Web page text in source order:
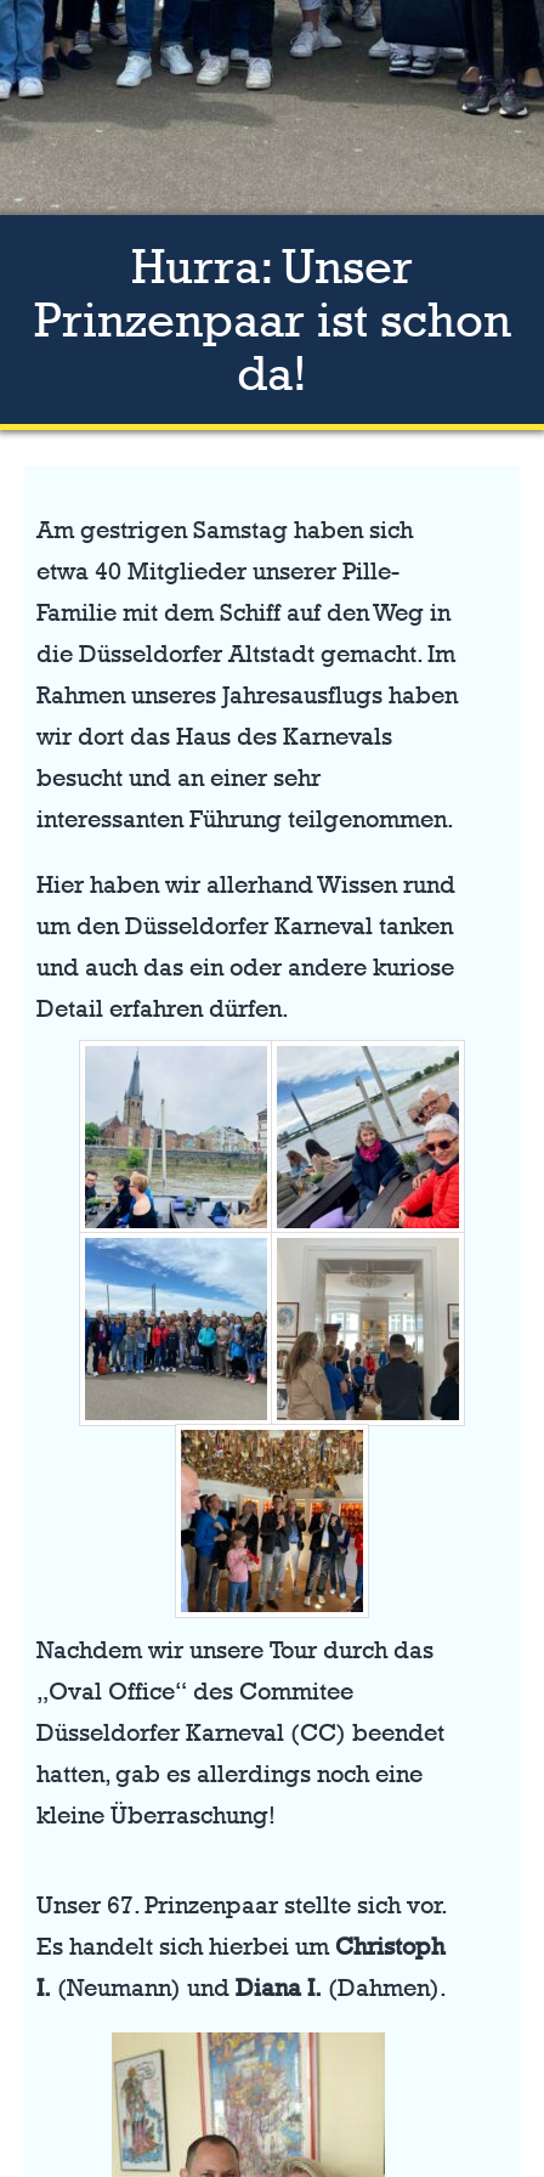
Hurra: Unser
Prinzenpaar ist schon
da!
Am gestrigen Samstag haben sich
etwa 40 Mitglieder unserer Pille-
Familie mit dem Schiff auf den Weg in
die Düsseldorfer Altstadt gemacht. Im
Rahmen unseres Jahresausflugs haben
wir dort das Haus des Karnevals
besucht und an einer sehr
interessanten Führung teilgenommen.
Hier haben wir allerhand Wissen rund
um den Düsseldorfer Karneval tanken
und auch das ein oder andere kuriose
Detail erfahren dürfen.
Nachdem wir unsere Tour durch das
„Oval Office“ des Commitee
Düsseldorfer Karneval (CC) beendet
hatten, gab es allerdings noch eine
kleine Überraschung!
Unser 67. Prinzenpaar stellte sich vor.
Es handelt sich hierbei umChristoph
I. (Neumann) und Diana I. (Dahmen).